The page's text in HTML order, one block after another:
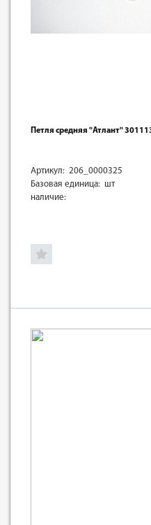
Петля средняя "Атлант"
Артикул: 206_0000325
Базовая единица: шт
наличие: